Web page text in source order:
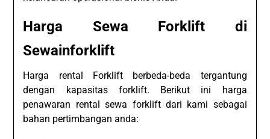
Harga Sewa Forklift di
Sewainforklift
Harga rental Forklift berbeda-beda tergantung
dengan kapasitas forklift. Berikut ini harga
penawaran rental sewa forklift dari kami sebagai
bahan pertimbangan anda: